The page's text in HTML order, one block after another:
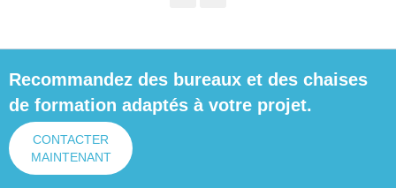
Recommandez des bureaux et des chaises
de formation adaptés à votre projet.
CONTACTER
MAINTENANT